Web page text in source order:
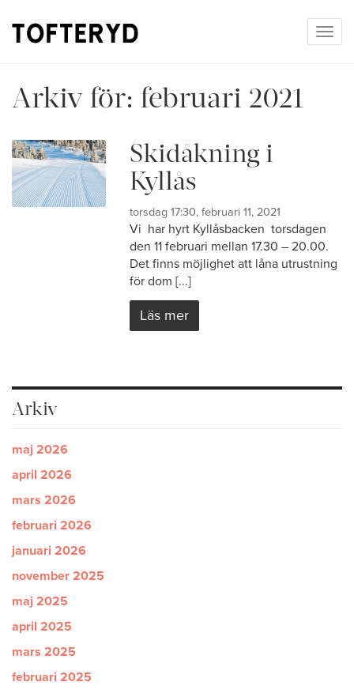
Arkiv för: februari 2021
Skidåkning i
Kyllås
torsdag 17:30, februari 11, 2021
Vi har hyrt Kyllåsbacken torsdagen
den 11 februari mellan 17.30 – 20.00.
Det finns möjlighet att låna utrustning
för dom [...]
Läs mer
Arkiv
maj 2026
april 2026
mars 2026
februari 2026
januari 2026
november 2025
maj 2025
april 2025
mars 2025
februari 2025